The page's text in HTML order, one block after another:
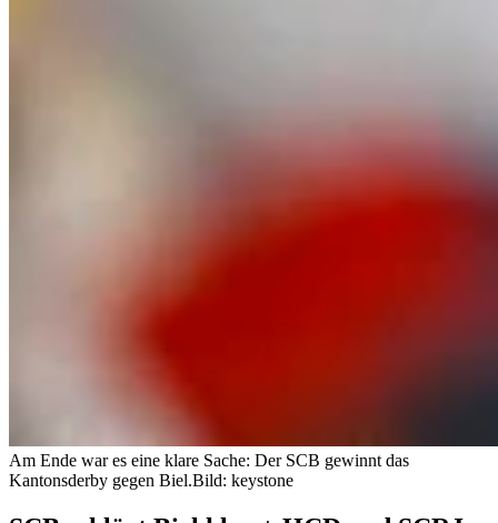
Am Ende war es eine klare Sache: Der SCB gewinnt das
Kantonsderby gegen Biel.Bild: keystone